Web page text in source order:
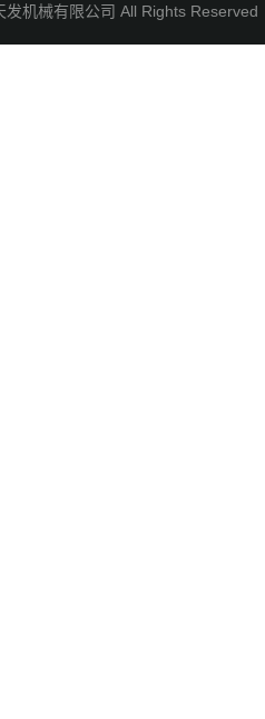
发机械有限公司 All Rights